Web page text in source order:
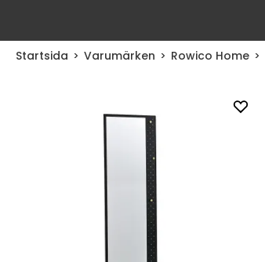
Startsida Varumärken Rowico Home